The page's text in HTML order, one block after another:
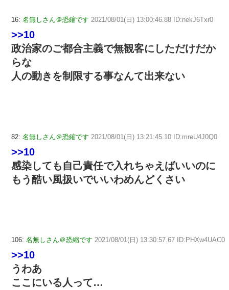
16: 名無しさん＠恐縮です 2021/08/01(日) 13:00:46.88 ID:nekJ6Txr0
>>10
政治家のご都合主義で無観客にしただけだか
らな
人の動きを制限する事なんて出来ない
82: 名無しさん＠恐縮です 2021/08/01(日) 13:21:45.10 ID:mreU4J0Q0
>>10
感染しても自己責任で入れちゃえばいいのに
もう酷い風扱いでいいわめんどくさい
106: 名無しさん＠恐縮です 2021/08/01(日) 13:30:57.67 ID:PHXw4UAC0
>>10
うわあ
ここにいる人って…